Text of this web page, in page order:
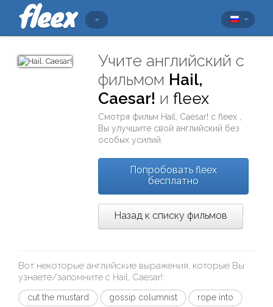
Учите английский с
фильмом Hail,
Caesar! иfleex
Смотря фильм Hail, Caesar! сfleex
Вы улучшите свой английский без
особых усилий.
Попробовать fleex
бесплатно
Назад к списку фильмов
Вот некоторые английские выражения, которые Вы
узнаете/запомните с Hail, Caesar!:
cut the mustard gossip columnist
rope into